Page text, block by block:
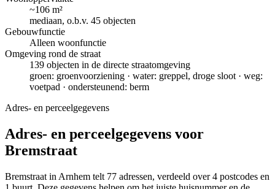
~106 m²
mediaan, o.b.v. 45 objecten
Gebouwfunctie
Alleen woonfunctie
Omgeving rond de straat
139 objecten in de directe straatomgeving
groen: groenvoorziening · water: greppel, droge sloot · weg:
voetpad · ondersteunend: berm
Adres- en perceelgegevens
Adres- en perceelgegevens voor
Bremstraat
Bremstraat in Arnhem telt 77 adressen, verdeeld over 4 postcodes en